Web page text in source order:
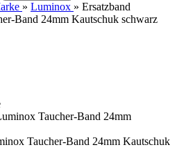
» Luminox » Ersatzband
Band 24mm Kautschuk schwarz
Taucher-Band 24mm Kautschuk